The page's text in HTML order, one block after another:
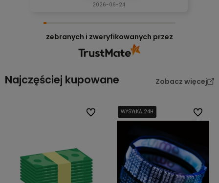
2026-06-24
zebranych i zweryfikowanych przez
Najczęściej kupowane Zobacz więcej
Do ulubionychWYSYŁKA 24H
WYSYŁKA 24H
WYSYŁKA 24H
WYSYŁKA 24H Do